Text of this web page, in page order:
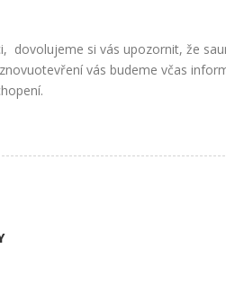
dovolujeme si vás upozornit, že
vás budeme včas